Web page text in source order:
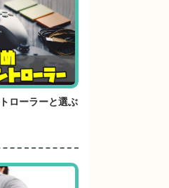
ローラーと選ぶ